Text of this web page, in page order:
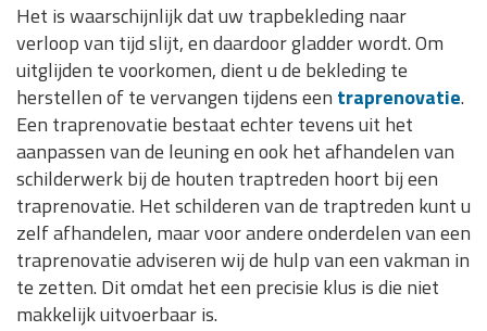
Het is waarschijnlijk dat uw trapbekleding naar
verloop van tijd slijt, en daardoor gladder wordt. Om
uitglijden te voorkomen, dient u de bekleding te
herstellen of te vervangen tijdens een traprenovatie.
Een traprenovatie bestaat echter tevens uit het
aanpassen van de leuning en ook het afhandelen van
schilderwerk bij de houten traptreden hoort bij een
traprenovatie. Het schilderen van de traptreden kunt u
zelf afhandelen, maar voor andere onderdelen van een
traprenovatie adviseren wij de hulp van een vakman in
te zetten. Dit omdat het een precisie klus is die niet
makkelijk uitvoerbaar is.